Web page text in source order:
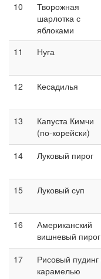
10
Творожная
шарлотка с
яблоками
11 Нуга
12
Кесадилья
13
Капуста Кимчи
(по-корейски)
14 Луковый пирог
15
Луковый суп
16
Американский
вишневый пирог
17
Рисовый пудинг
карамелью